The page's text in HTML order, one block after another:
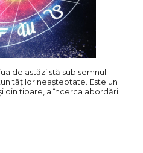
de astăzi stă sub semnul
neașteptate. Este un
din tipare, a încerca abordări